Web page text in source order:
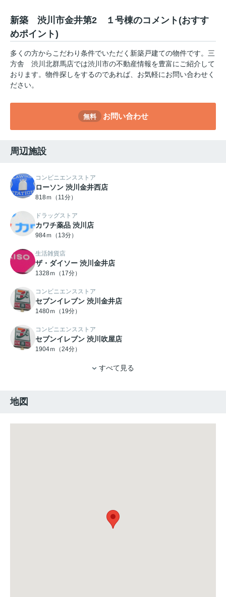
新築 渋川市金井第2 １号棟のコメント(おすす
めポイント)
多くの方からこだわり条件でいただく新築戸建ての物件です。三
方舎 渋川北群馬店では渋川市の不動産情報を豊富にご紹介して
おります。物件探しをするのであれば、お気軽にお問い合わせく
ださい。
無料 お問い合わせ
周辺施設
コンビニエンスストア
ローソン 渋川金井西店
818ｍ（11分）
ドラッグストア
カワチ薬品 渋川店
984ｍ（13分）
生活雑貨店
ザ・ダイソー 渋川金井店
1328ｍ（17分）
コンビニエンスストア
セブンイレブン 渋川金井店
1480ｍ（19分）
コンビニエンスストア
セブンイレブン 渋川吹屋店
1904ｍ（24分）
すべて見る
地図